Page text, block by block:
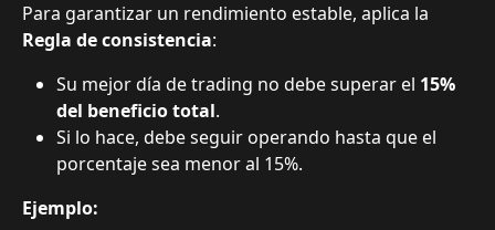
Para garantizar un rendimiento estable, aplica la
Regla de consistencia:
Su mejor día de trading no debe superar el 15%
del beneficio total.
Si lo hace, debe seguir operando hasta que el
porcentaje sea menor al 15%.
Ejemplo: